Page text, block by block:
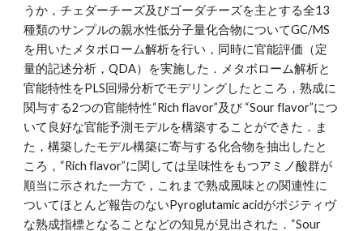
うか，チェダーチーズ及びゴーダチーズを主とする全13
種類のサンプルの親水性低分子量化合物についてGC/MS
を用いたメタボローム解析を行い，同時に官能評価（定
量的記述分析，QDA）を実施した．メタボローム解析と
官能特性をPLS回帰分析でモデリングしたところ，熟成に
関与する2つの官能特性“Rich flavor”及び “Sour flavor”につ
いて良好な官能予測モデルを構築することができた．ま
た，構築したモデル構築に寄与する化合物を抽出したと
ころ，“Rich flavor”に関しては呈味性をもつアミノ酸群が
順当に示された一方で，これまで熟成風味との関連性に
ついてほとんど報告のないPyroglutamic acidがポジティヴ
な熟成指標となることなどの知見が見出された．“Sour